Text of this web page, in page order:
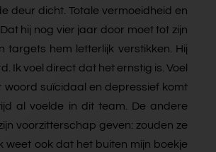
deur dicht. Totale vermoeidheid en
hij nog vier jaar door moet tot zijn
targets hem letterlijk verstikken. Hij
Ik voel direct dat het ernstig is. Voel
woord suïcidaal en depressief komt
al voelde in dit team. De andere
voorzitterschap geven: zouden ze
weet ook dat het buiten mijn boekje